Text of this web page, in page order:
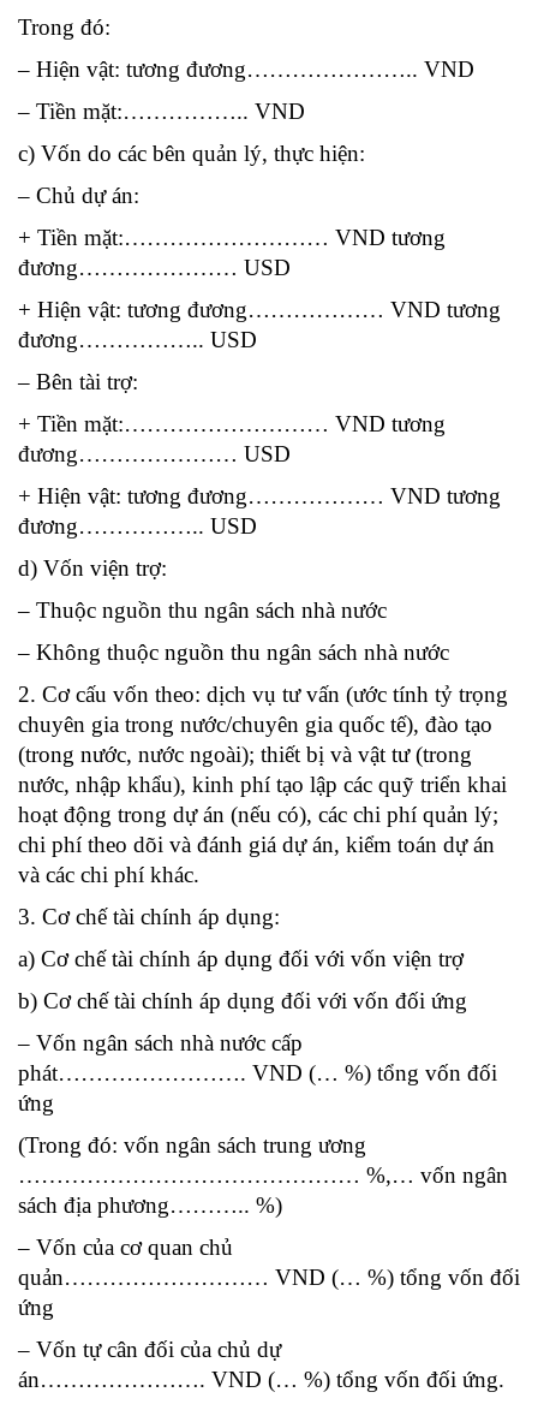
Trong đó:
– Hiện vật: tương đương………………….. VND
– Tiền mặt:…………….. VND
c) Vốn do các bên quản lý, thực hiện:
– Chủ dự án:
+ Tiền mặt:……………………… VND tương
đương………………… USD
+ Hiện vật: tương đương……………… VND tương
đương…………….. USD
– Bên tài trợ:
+ Tiền mặt:……………………… VND tương
đương………………… USD
+ Hiện vật: tương đương……………… VND tương
đương…………….. USD
d) Vốn viện trợ:
– Thuộc nguồn thu ngân sách nhà nước
– Không thuộc nguồn thu ngân sách nhà nước
2. Cơ cấu vốn theo: dịch vụ tư vấn (ước tính tỷ trọng
chuyên gia trong nước/chuyên gia quốc tế), đào tạo
(trong nước, nước ngoài); thiết bị và vật tư (trong
nước, nhập khẩu), kinh phí tạo lập các quỹ triển khai
hoạt động trong dự án (nếu có), các chi phí quản lý;
chi phí theo dõi và đánh giá dự án, kiểm toán dự án
và các chi phí khác.
3. Cơ chế tài chính áp dụng:
a) Cơ chế tài chính áp dụng đối với vốn viện trợ
b) Cơ chế tài chính áp dụng đối với vốn đối ứng
– Vốn ngân sách nhà nước cấp
phát……………………. VND (… %) tổng vốn đối
ứng
(Trong đó: vốn ngân sách trung ương
……………………………………… %,… vốn ngân
sách địa phương……….. %)
– Vốn của cơ quan chủ
quản……………………… VND (… %) tổng vốn đối
ứng
– Vốn tự cân đối của chủ dự
án…………………. VND (… %) tổng vốn đối ứng.